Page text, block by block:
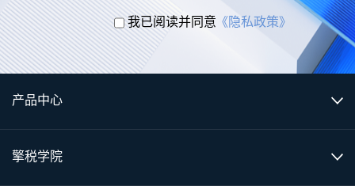
我已阅读并同意 《隐私政策》
产品中心
擎税学院